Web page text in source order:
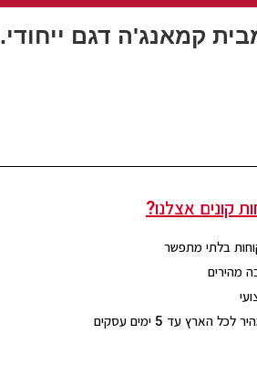
קמאנג'ה דגם ייחודי.
קונים אצלנו?
בלתי מתפשר
מהירים
הארץ עד 5 ימים עסקים